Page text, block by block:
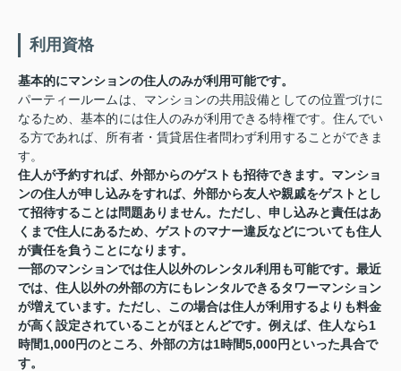
利用資格
基本的にマンションの住人のみが利用可能です。
パーティールームは、マンションの共用設備としての位置づけに
なるため、基本的には住人のみが利用できる特権です。住んでい
る方であれば、所有者・賃貸居住者問わず利用することができま
す。
住人が予約すれば、外部からのゲストも招待できます。マンショ
ンの住人が申し込みをすれば、外部から友人や親戚をゲストとし
て招待することは問題ありません。ただし、申し込みと責任はあ
くまで住人にあるため、ゲストのマナー違反などについても住人
が責任を負うことになります。
一部のマンションでは住人以外のレンタル利用も可能です。最近
では、住人以外の外部の方にもレンタルできるタワーマンション
が増えています。ただし、この場合は住人が利用するよりも料金
が高く設定されていることがほとんどです。例えば、住人なら1
時間1,000円のところ、外部の方は1時間5,000円といった具合で
す。